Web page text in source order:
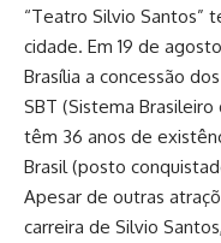
“Teatro Silvio Santos”
cidade. Em 19 de
Brasília a concessão
SBT (Sistema
têm 36 anos de
Brasil (posto
Apesar de outras
carreira de Silvio